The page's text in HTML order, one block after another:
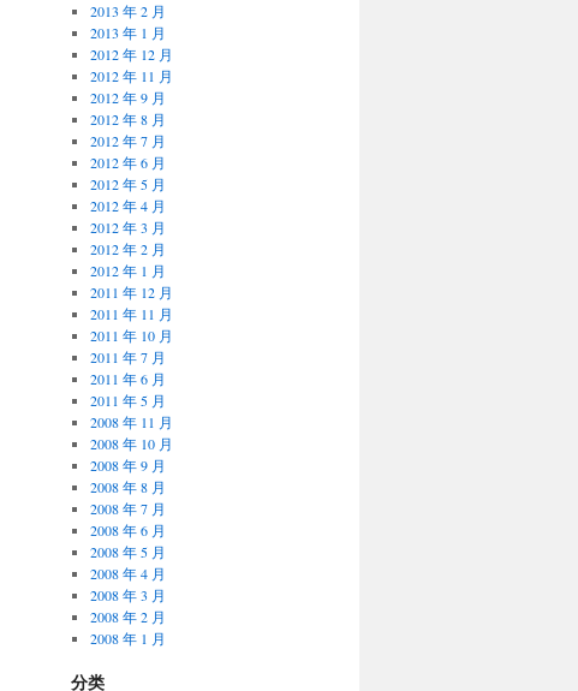
2013 年 2 月
2013 年 1 月
2012 年 12 月
2012 年 11 月
2012 年 9 月
2012 年 8 月
2012 年 7 月
2012 年 6 月
2012 年 5 月
2012 年 4 月
2012 年 3 月
2012 年 2 月
2012 年 1 月
2011 年 12 月
2011 年 11 月
2011 年 10 月
2011 年 7 月
2011 年 6 月
2011 年 5 月
2008 年 11 月
2008 年 10 月
2008 年 9 月
2008 年 8 月
2008 年 7 月
2008 年 6 月
2008 年 5 月
2008 年 4 月
2008 年 3 月
2008 年 2 月
2008 年 1 月
分类